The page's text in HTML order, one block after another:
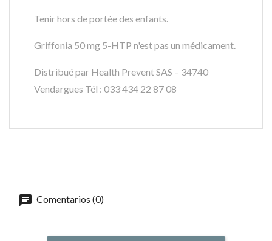
Tenir hors de portée des enfants.
Griffonia 50 mg 5-HTP n'est pas un médicament.
Distribué par Health Prevent SAS – 34740
Vendargues Tél : 033 434 22 87 08
Comentarios (0)